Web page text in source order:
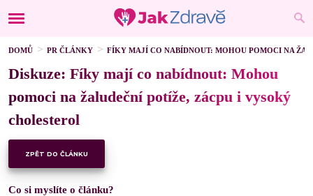
DOMŮ PR ČLÁNKY FÍKY MAJÍ CO NABÍDNOUT: MOHOU POMOCI NA
Diskuze: Fíky mají co nabídnout: Mohou
pomoci na žaludeční potíže, zácpu i vysoký
cholesterol
ZPĚT DO ČLÁNKU
Co si myslíte o článku?